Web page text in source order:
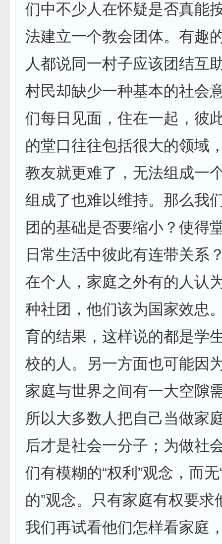
们中不少人在怀疑是否真能
法建立一个教会团体。有趣
人都说同一村子应该团结互
村民却缺少一种基本的社会
们每日见面，住在一起，彼
的堂口往往包括很大的领域
教友就更难了，无法组成一
组成了也难以维持。那么我
团的基础是否要缩小？使得
日常生活中彼此有连带关系
在个人，家庭之外有的人认
种社团，他们该为国家效忠
育的结果，这样说的都是学
校的人。另一方面也可能因
家庭与世界之间有一大空隙
所以大多数人把自己当做家
后才是社会一分子；为做社
们有模糊的“权利”观念，而
的”观念。只有家庭有权要求
我们再试看他们怎样看家庭